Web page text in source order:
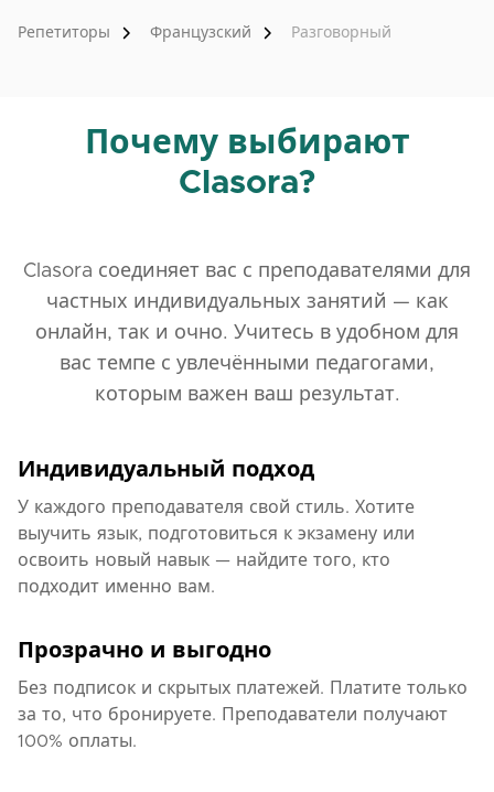
✅Доступ к WhatsApp-сообществу учеников.❤️️ Я с
Репетиторы Французский Разговорный
Почему выбирают
Clasora?
Clasora соединяет вас с преподавателями для
частных индивидуальных занятий — как
онлайн, так и очно. Учитесь в удобном для
вас темпе с увлечёнными педагогами,
которым важен ваш результат.
Индивидуальный подход
У каждого преподавателя свой стиль. Хотите
выучить язык, подготовиться к экзамену или
освоить новый навык — найдите того, кто
подходит именно вам.
Прозрачно и выгодно
Без подписок и скрытых платежей. Платите только
за то, что бронируете. Преподаватели получают
100% оплаты.